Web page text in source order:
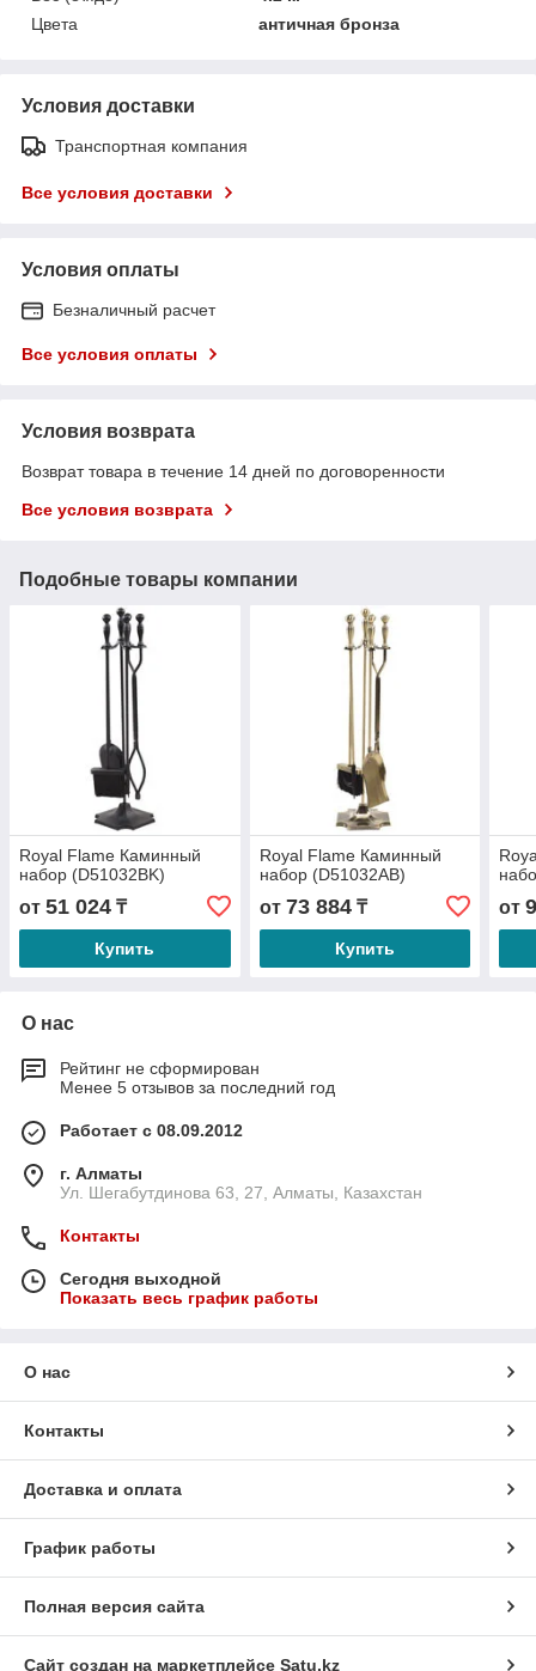
Цвета
античная бронза
Условия доставки
Транспортная компания
Все условия доставки
Условия оплаты
Безналичный расчет
Все условия оплаты
Условия возврата
Возврат товара в течение 14 дней по договоренности
Все условия возврата
Подобные товары компании
Royal Flame Каминный
набор (D51032BK)
от 51 024 ₸
Купить
Royal Flame Каминный
набор (D51032AB)
от 73 884₸
Купить
от
О нас
Рейтинг не сформирован
Менее 5 отзывов за последний год
Работает с 08.09.2012
г. Алматы
Ул. Шегабутдинова 63, 27, Алматы, Казахстан
Контакты
Сегодня выходной
Показать весь график работы
О нас
Контакты
Доставка и оплата
График работы
Полная версия сайта
Сайт создан на маркетплейсе Satu.kz